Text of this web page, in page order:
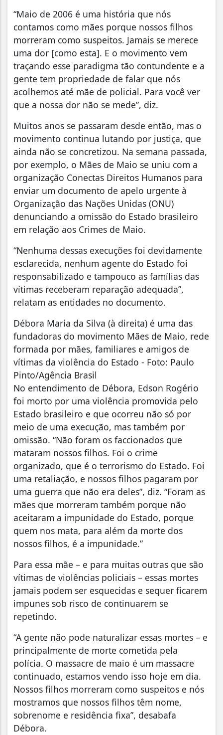
“Maio de 2006 é uma história que nós
contamos como mães porque nossos filhos
morreram como suspeitos. Jamais se merece
uma dor [como esta]. E o movimento vem
traçando esse paradigma tão contundente e a
gente tem propriedade de falar que nós
acolhemos até mãe de policial. Para você ver
que a nossa dor não se mede”, diz.
Muitos anos se passaram desde então, mas o
movimento continua lutando por justiça, que
ainda não se concretizou. Na semana passada,
por exemplo, o Mães de Maio se uniu com a
organização Conectas Direitos Humanos para
enviar um documento de apelo urgente à
Organização das Nações Unidas (ONU)
denunciando a omissão do Estado brasileiro
em relação aos Crimes de Maio.
“Nenhuma dessas execuções foi devidamente
esclarecida, nenhum agente do Estado foi
responsabilizado e tampouco as famílias das
vítimas receberam reparação adequada”,
relatam as entidades no documento.
Débora Maria da Silva (à direita) é uma das
fundadoras do movimento Mães de Maio, rede
formada por mães, familiares e amigos de
vítimas da violência do Estado - Foto: Paulo
Pinto/Agência Brasil
No entendimento de Débora, Edson Rogério
foi morto por uma violência promovida pelo
Estado brasileiro e que ocorreu não só por
meio de uma execução, mas também por
omissão. “Não foram os faccionados que
mataram nossos filhos. Foi o crime
organizado, que é o terrorismo do Estado. Foi
uma retaliação, e nossos filhos pagaram por
uma guerra que não era deles”, diz. “Foram as
mães que morreram também porque não
aceitaram a impunidade do Estado, porque
quem nos mata, para além da morte dos
nossos filhos, é a impunidade.”
Para essa mãe – e para muitas outras que são
vítimas de violências policiais – essas mortes
jamais podem ser esquecidas e sequer ficarem
impunes sob risco de continuarem se
repetindo.
“A gente não pode naturalizar essas mortes – e
principalmente de morte cometida pela
polícia. O massacre de maio é um massacre
continuado, estamos vendo isso hoje em dia.
Nossos filhos morreram como suspeitos e nós
mostramos que nossos filhos têm nome,
sobrenome e residência fixa”, desabafa
Débora.